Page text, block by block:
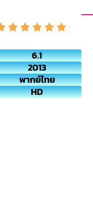
6.1
2013
พากย์ไทย
HD